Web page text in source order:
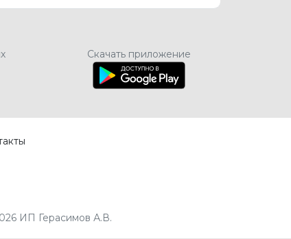
Скачать приложение
ИП Герасимов А.В.